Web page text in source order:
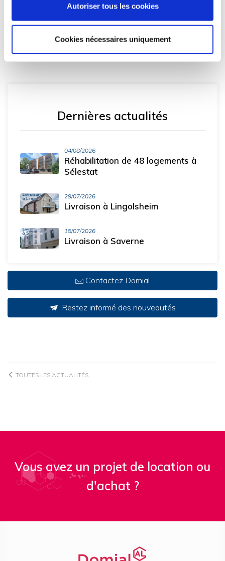
Autoriser tous les cookies
Cookies nécessaires uniquement
Frais de notaires réduits
Alors ? On attend quoi ?
Dernières actualités
04/08/2026
Réhabilitation de 48 logements à
Sélestat
29/07/2026
Livraison à Lingolsheim
15/07/2026
Livraison à Saverne
Contactez Domial
Restez informé des nouveautés
TOUTES LES ACTUALITÉS
Vous avez un projet de location ou
d'achat ?